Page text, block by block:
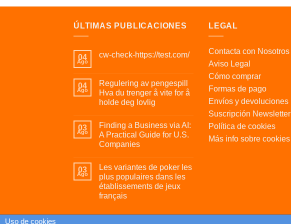
Uso de cookies
ÚLTIMAS PUBLICACIONES
04
Ago
cw-check-https://test.com/
04
Ago
Regulering av pengespill
Hva du trenger å vite for å
holde deg lovlig
03
Ago
Finding a Business via AI:
A Practical Guide for U.S.
Companies
03
Ago
Les variantes de poker les
plus populaires dans les
établissements de jeux
français
LEGAL
Contacta con Nosotros
Aviso Legal
Cómo comprar
Formas de pago
Envíos y devoluciones
Suscripción Newsletter
Política de cookies
Más info sobre cookies
Uso de cookies